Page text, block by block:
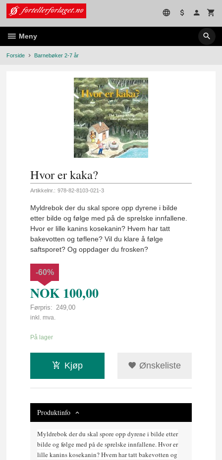
Gå
innholdet
Meny
Forside Barnebøker 2-7 år
Hvor er kaka?
Artikkelnr.: 978-82-8103-021-3
Myldrebok der du skal spore opp dyrene i bilde
etter bilde og følge med på de sprelske innfallene.
Hvor er lille kanins kosekanin? Hvem har tatt
bakevotten og tøflene? Vil du klare å følge
saftsporet? Og oppdager du frosken?
NOK 100,00
Førpris: 249,00
Rabatt
-60%
inkl. mva.
På lager
Kjøp Ønskeliste
Produktinfo
Myldrebok der du skal spore opp dyrene i bilde etter
bilde og følge med på de sprelske innfallene. Hvor er
lille kanins kosekanin? Hvem har tatt bakevotten og